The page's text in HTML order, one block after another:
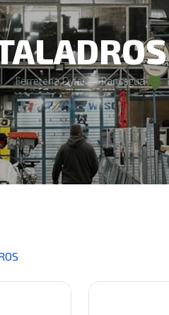
Ferretería Dyfar — Rancagua